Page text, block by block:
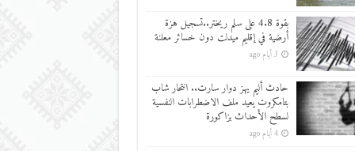
بقوة 4.8 على سلم ريختر..تسجيل هزة
أرضية في إقليم ميدلت دون خسائر معلنة
3 أيام ago
حادث أليم يهز دوار سارت.. انتحار شاب
بتامكروت يعيد ملف الاضطرابات النفسية
لسطح الأحداث بزاكورة
4 أيام ago